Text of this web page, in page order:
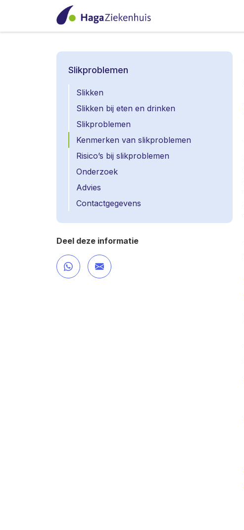
Slikproblemen
Slikken
Slikken bij eten en drinken
Slikproblemen
Kenmerken van slikproblemen
Risico’s bij slikproblemen
Onderzoek
Advies
Contactgegevens
Deel deze informatie